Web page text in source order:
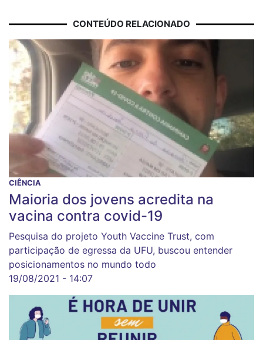
CONTEÚDO RELACIONADO
CIÊNCIA
Maioria dos jovens acredita na
vacina contra covid-19
Pesquisa do projeto Youth Vaccine Trust, com
participação de egressa da UFU, buscou entender
posicionamentos no mundo todo
19/08/2021 - 14:07